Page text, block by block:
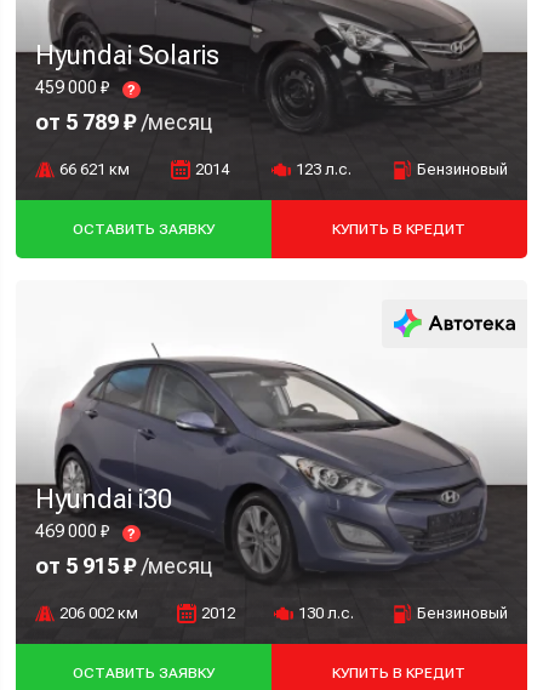
Hyundai Solaris
459 000 ₽ ?
от 5 789 ₽/месяц
66 621 км 2014 123 л.с. Бензиновый
ОСТАВИТЬ ЗАЯВКУ КУПИТЬ В КРЕДИТ
Hyundai i30
469 000 ₽ ?
от 5 915 ₽/месяц
206 002 км 2012 130 л.с. Бензиновый
ОСТАВИТЬ ЗАЯВКУ КУПИТЬ В КРЕДИТ